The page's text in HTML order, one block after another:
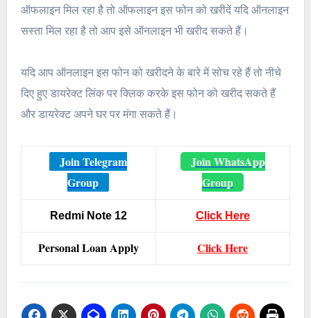
ऑफलाइन मिल रहा है तो ऑफलाइन इस फोन को खरीदें यदि ऑनलाइन
सस्ता मिल रहा है तो आप इसे ऑनलाइन भी खरीद सकते हैं।
यदि आप ऑनलाइन इस फोन को खरीदने के बारे में सोच रहे हैं तो नीचे
दिए हुए डायरेक्ट लिंक पर क्लिक करके इस फोन को खरीद सकते हैं
और डायरेक्ट अपने घर पर मंगा सकते हैं।
Join Telegram
Group
Join WhatsApp
Group
Redmi Note 12 Click Here
Personal Loan Apply Click Here